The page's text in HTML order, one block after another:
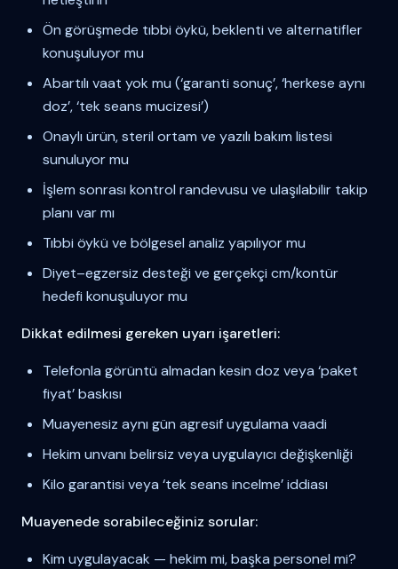
Ön görüşmede tıbbi öykü, beklenti ve alternatifler
konuşuluyor mu
Abartılı vaat yok mu (‘garanti sonuç’, ‘herkese aynı
doz’, ‘tek seans mucizesi’)
Onaylı ürün, steril ortam ve yazılı bakım listesi
sunuluyor mu
İşlem sonrası kontrol randevusu ve ulaşılabilir takip
planı var mı
Tıbbi öykü ve bölgesel analiz yapılıyor mu
Diyet–egzersiz desteği ve gerçekçi cm/kontür
hedefi konuşuluyor mu
Dikkat edilmesi gereken uyarı işaretleri:
Telefonla görüntü almadan kesin doz veya ‘paket
fiyat’ baskısı
Muayenesiz aynı gün agresif uygulama vaadi
Hekim unvanı belirsiz veya uygulayıcı değişkenliği
Kilo garantisi veya ‘tek seans incelme’ iddiası
Muayenede sorabileceğiniz sorular:
Kim uygulayacak — hekim mi, başka personel mi?